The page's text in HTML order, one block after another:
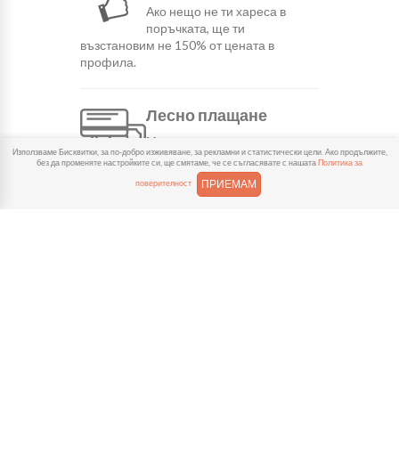
Ако нещо не ти хареса в
поръчката, ще ти
възстановим не 150% от цената в
профила.
Лесно плащане
Можеш да платиш както в
брой, така и електронно с
карта или профил в ePay.
Използваме Бисквитки, за по-добро изживяване, за рекламни и статистически цели. Ако продължите,
без да променяте настройките си, ще смятаме, че се съгласявате с нашатаПолитика за
поверителност ПРИЕМАМ